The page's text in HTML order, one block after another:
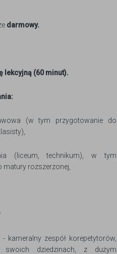
darmowy.
lekcyjną (60 minut).
(w tym przygotowanie do
(liceum, technikum), w tym
matury rozszerzonej,
kameralny zespół korepetytorów,
swoich dziedzinach, z dużym